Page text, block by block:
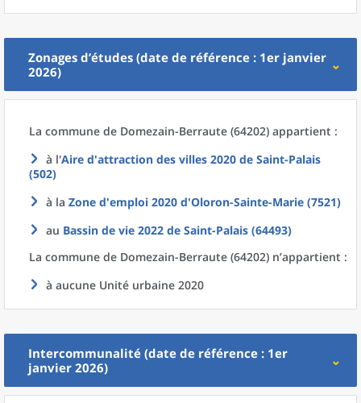
Zonages d’études (date de référence : 1er janvier
2026)
La commune de Domezain-Berraute (64202) appartient :
à l'Aire d'attraction des villes 2020 de Saint-Palais
(502)
à la Zone d'emploi 2020 d'Oloron-Sainte-Marie (7521)
au Bassin de vie 2022 de Saint-Palais (64493)
La commune de Domezain-Berraute (64202) n’appartient :
à aucune Unité urbaine 2020
Intercommunalité (date de référence : 1er
janvier 2026)